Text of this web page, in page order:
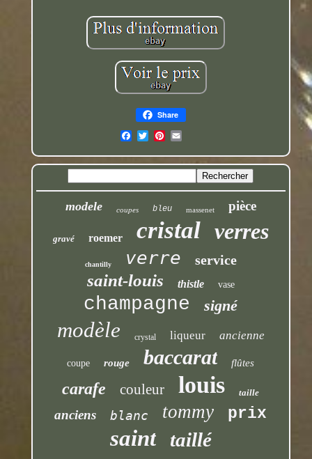
Share
modele coupes bleu massenet pièce
gravé roemer cristal verres
chantilly verre service
saint-louis thistle vase
champagne signé
modèle crystal liqueur ancienne
coupe rouge baccarat flûtes
carafe couleur louis taille
anciens blanc tommy prix
saint taillé